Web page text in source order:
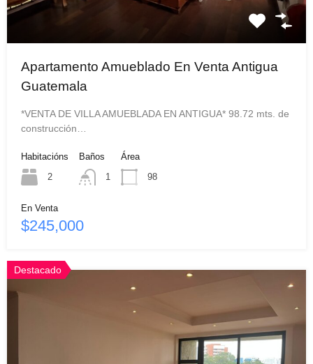
Apartamento Amueblado En Venta Antigua
Guatemala
*VENTA DE VILLA AMUEBLADA EN ANTIGUA* 98.72 mts. de
construcción…
Habitacións
2
Baños
1
Área
98
En Venta
$245,000
Destacado